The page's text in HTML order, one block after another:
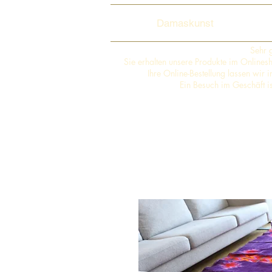
Damaskunst
Sehr
Sie erhalten unsere Produkte im
Ihre Online-Bestellung lassen wir
Ein Besuch im Geschäft